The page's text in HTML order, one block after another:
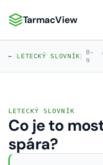
TarmacView: Precizní
TarmacView
← LETECKÝ SLOVNÍK| 0-
9
LETECKÝ SLOVNÍK
Co je to
spára?